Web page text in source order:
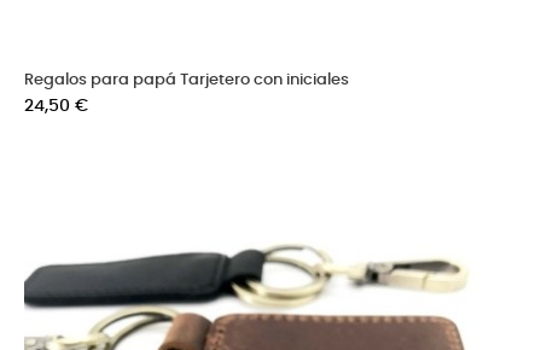
Regalos para papá Tarjetero con iniciales
Precio
24,50 €